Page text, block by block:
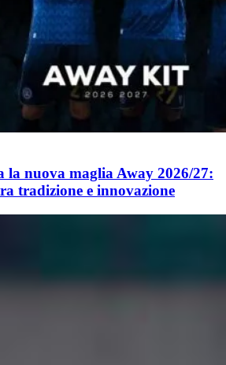
la nuova maglia Away 2026/27:
tradizione e innovazione